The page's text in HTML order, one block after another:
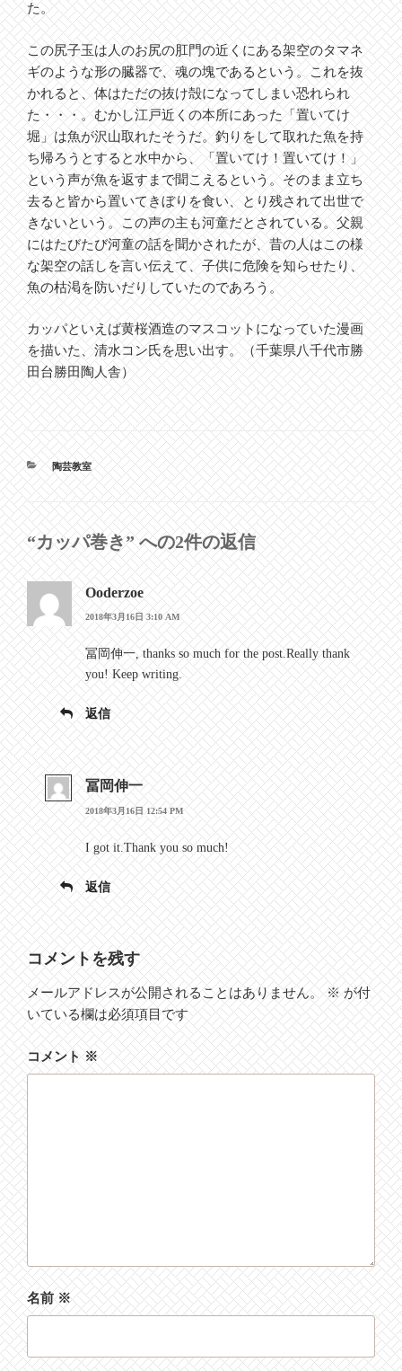
た。
この尻子玉は人のお尻の肛門の近くにある架空のタマネ
ギのような形の臓器で、魂の塊であるという。これを抜
かれると、体はただの抜け殻になってしまい恐れられ
た・・・。むかし江戸近くの本所にあった「置いてけ
堀」は魚が沢山取れたそうだ。釣りをして取れた魚を持
ち帰ろうとすると水中から、「置いてけ！置いてけ！」
という声が魚を返すまで聞こえるという。そのまま立ち
去ると皆から置いてきぼりを食い、とり残されて出世で
きないという。この声の主も河童だとされている。父親
にはたびたび河童の話を聞かされたが、昔の人はこの様
な架空の話しを言い伝えて、子供に危険を知らせたり、
魚の枯渇を防いだりしていたのであろう。
カッパといえば黄桜酒造のマスコットになっていた漫画
を描いた、清水コン氏を思い出す。（千葉県八千代市勝
田台勝田陶人舎）
カ
テ
ゴ
リ
ー
陶芸教室
“カッパ巻き” への2件の返信
Ooderzoe
2018年3月16日 3:10 AM
冨岡伸一, thanks so much for the post.Really thank
you! Keep writing.
返信
冨岡伸一
2018年3月16日 12:54 PM
I got it.Thank you so much!
返信
コメントを残す
メールアドレスが公開されることはありません。 ※が付
いている欄は必須項目です
コメント※
名前※